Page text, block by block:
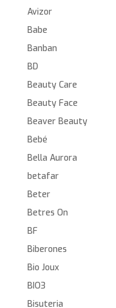
Avizor
Babe
Banban
BD
Beauty Care
Beauty Face
Beaver Beauty
Bebé
Bella Aurora
betafar
Beter
Betres On
BF
Biberones
Bio Joux
BIO3
Bisuteria